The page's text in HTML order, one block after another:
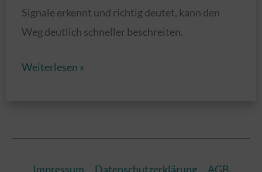
Signale erkennt und richtig deutet, kann den
Weg deutlich schneller beschreiten.
Mehr
Einnahmen
Weiterlesen »
Impressum Datenschutzerklärung AGB